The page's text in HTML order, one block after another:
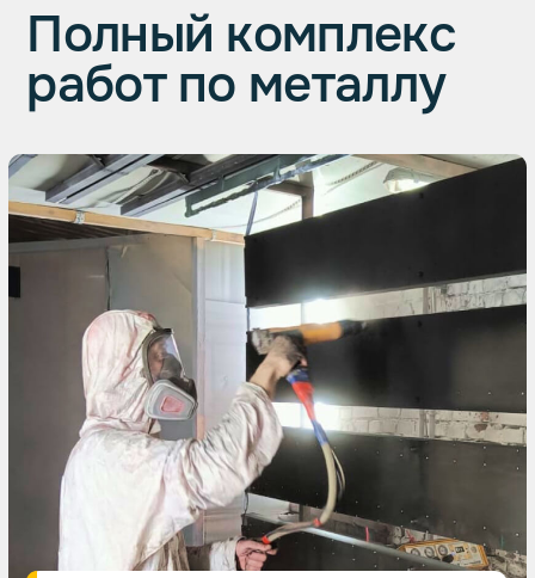
Свяжемся с вами в ближайшее время,
уточним задачу и сориентируем по
Получите
бесплатный расчёт
стоимости услуг
Как вас зовут?
Ваш номер телефона